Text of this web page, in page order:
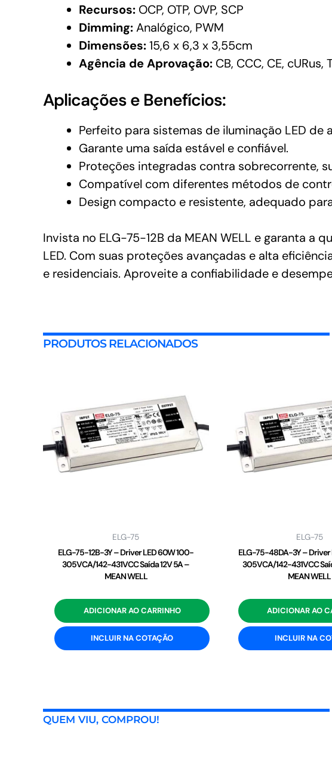
Recursos: OCP, OTP, OVP, SCP
Dimming:Analógico, PWM
Dimensões:15,6 x 6,3 x 3,55cm
Agência de Aprovação: CB, CCC, CE, cURus,
Aplicações e Benefícios:
Perfeito para sistemas de iluminação LED de
Garante uma saída estável e confiável.
Proteções integradas contra sobrecorrente,
Compatível com diferentes métodos de
Design compacto e resistente, adequado
Invista no ELG-75-12B da MEAN WELL e garanta a
LED. Com suas proteções avançadas e alta
e residenciais. Aproveite a confiabilidade e
PRODUTOS RELACIONADOS
ELG-75
ELG-75-12B-3Y – Driver LED 60W 100-
305VCA/142-431VCC Saída 12V 5A –
MEAN WELL
ADICIONAR AO CARRINHO
INCLUIR NA COTAÇÃO
ELG-75
ELG-75-48DA-3Y – Driver
305VCA/142-431VCC
MEAN WELL
ADICIONAR AO
INCLUIR NA
QUEM VIU, COMPROU!